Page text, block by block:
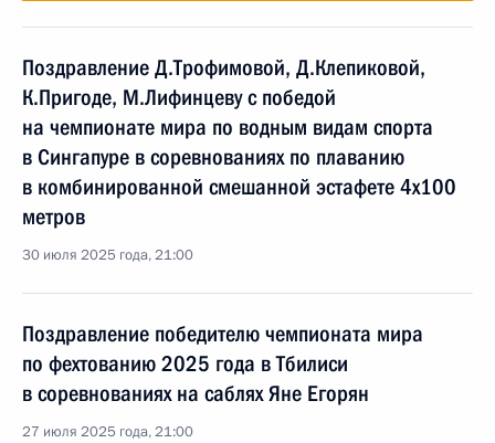
Поздравление Д.Трофимовой, Д.Клепиковой,
К.Пригоде, М.Лифинцеву с победой
на чемпионате мира по водным видам спорта
в Сингапуре в соревнованиях по плаванию
в комбинированной смешанной эстафете 4x100
метров
30 июля 2025 года, 21:00
Поздравление победителю чемпионата мира
по фехтованию 2025 года в Тбилиси
в соревнованиях на саблях Яне Егорян
27 июля 2025 года, 21:00